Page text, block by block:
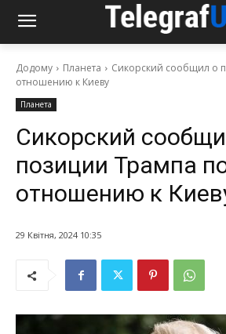
Додому Планета
Сикорский сообщил о
отношению к Киеву
Планета
Сикорский
позиции Трампа
отношению к
29 Квітня, 2024 10:35